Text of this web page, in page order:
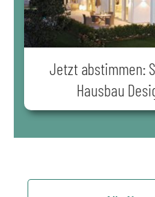
Jetzt abstimmen:
Hausbau